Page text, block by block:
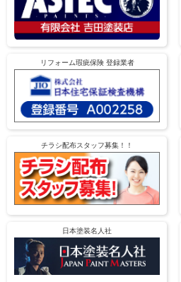
リフォーム瑕疵保険 登録業者
チラシ配布スタッフ募集！！
日本塗装名人社